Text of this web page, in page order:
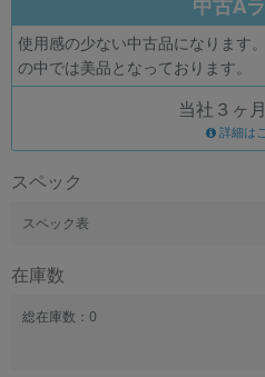
中古A
使用感の少ない中古品になります
の中では美品となっております。
当社３ヶ
詳細は
スペック
スペック表
在庫数
総在庫数：0
ランク
商品状態の絞り込み
「新品」「未使用」「中古」など
CPUの絞り込み
OS
OSの絞り込み